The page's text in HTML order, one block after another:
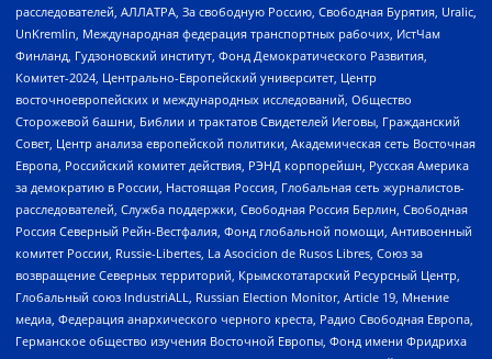
расследователей, АЛЛАТРА, За свободную Россию, Свободная Бурятия, Uralic,
UnKremlin, Международная федерация транспортных рабочих, ИстЧам
Финланд, Гудзоновский институт, Фонд Демократического Развития,
Комитет-2024, Центрально-Европейский университет, Центр
восточноевропейских и международных исследований, Общество
Сторожевой башни, Библии и трактатов Свидетелей Иеговы, Гражданский
Совет, Центр анализа европейской политики, Академическая сеть Восточная
Европа, Российский комитет действия, РЭНД корпорейшн, Русская Америка
за демократию в России, Настоящая Россия, Глобальная сеть журналистов-
расследователей, Служба поддержки, Свободная Россия Берлин, Свободная
Россия Северный Рейн-Вестфалия, Фонд глобальной помощи, Антивоенный
комитет России, Russie-Libertes, La Asocicion de Rusos Libres, Союз за
возвращение Северных территорий, Крымскотатарский Ресурсный Центр,
Глобальный союз IndustriALL, Russian Election Monitor, Article 19, Мнение
медиа, Федерация анархического черного креста, Радио Свободная Европа,
Германское общество изучения Восточной Европы, Фонд имени Фридриха